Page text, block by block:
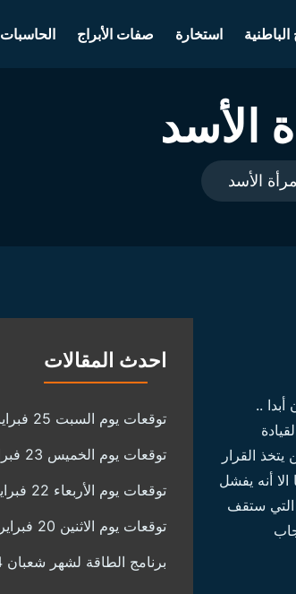
الباطنية استخارة صفات الأبراج الحاسبات
الأسد
الأسد
..
القرار
أنه يفشل
التي ستقف
احدث المقالات
توقعات يوم السبت 25 فبراير
توقعات يوم الخميس 23 فبراير
توقعات يوم الأربعاء 22 فبراير
توقعات يوم الاثنين 20 فبراير
برنامج الطاقة لشهر شعبان 1444 هـ